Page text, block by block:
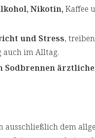
Nikotin, Kaffee
und Stress,
auch im Alltag.
Sodbrennen
ausschließlich dem